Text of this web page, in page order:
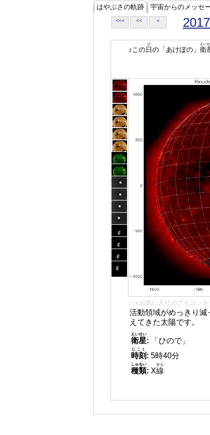
はやぶさの軌跡 宇宙からのメッセ
<<< << <
♪この日
ひ
の「あけぼの」 衛
えい
👈 お気に入りのアイコンを
活動領域がめっきり減
えてきた太陽です。
衛星
えいせい
:
「ひので」
時刻
じこく
: 5時40分
種類
しゅるい
: X線
せん